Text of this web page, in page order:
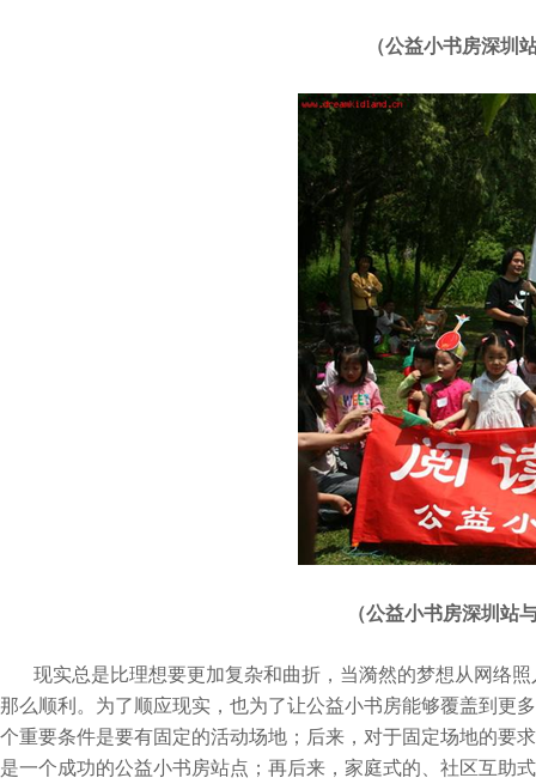
（公益小书房深圳
（公益小书房深圳站
现实总是比理想要更加复杂和曲折，当漪然的梦想从网络
那么顺利。为了顺应现实，也为了让公益小书房能够覆盖到更
个重要条件是要有固定的活动场地；后来，对于固定场地的要
是一个成功的公益小书房站点；再后来，家庭式的、社区互助